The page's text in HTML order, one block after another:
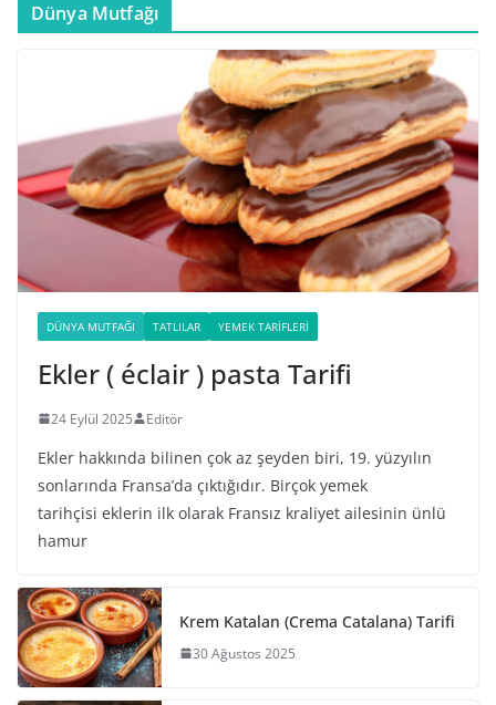
Dünya Mutfağı
DÜNYA MUTFAĞI TATLILAR YEMEK TARIFLERI
Ekler ( éclair ) pasta Tarifi
24 Eylül 2025 Editör
Ekler hakkında bilinen çok az şeyden biri, 19. yüzyılın
sonlarında Fransa’da çıktığıdır. Birçok yemek
tarihçisi eklerin ilk olarak Fransız kraliyet ailesinin ünlü
hamur
Krem Katalan (Crema Catalana) Tarifi
30 Ağustos 2025